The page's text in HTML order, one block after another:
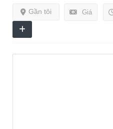
Giá
Gần tôi